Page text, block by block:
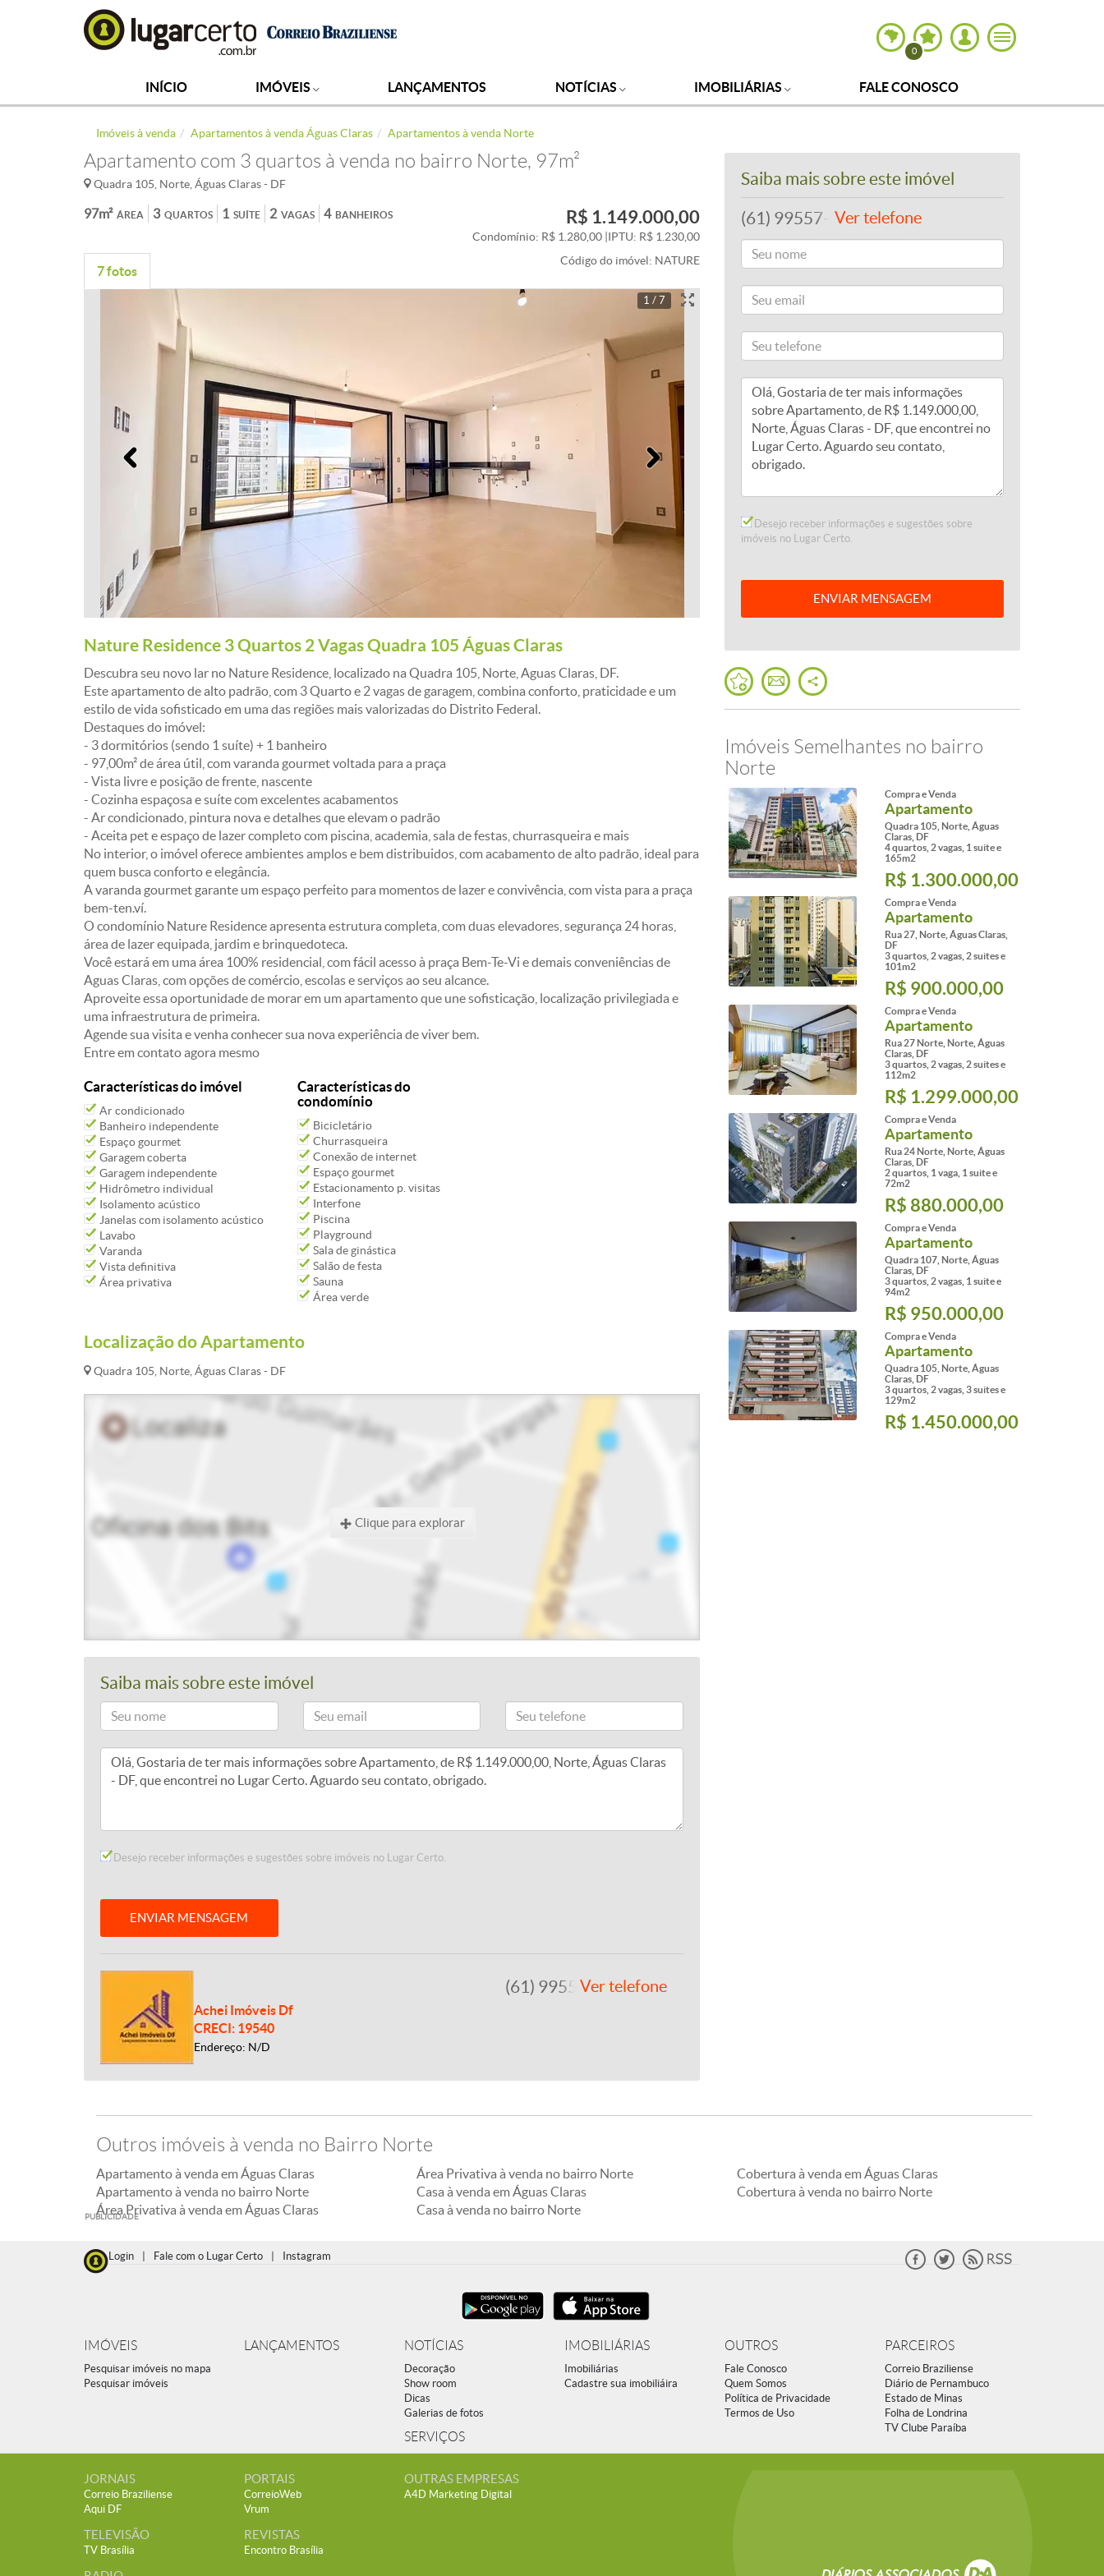
0
INÍCIO IMÓVEIS LANÇAMENTOS NOTÍCIAS IMOBILIÁRIAS FALE CONOSCO
Imóveis à venda Apartamentos à venda Águas Claras Apartamentos à venda Norte
Apartamento com 3 quartos à venda no bairro Norte, 97m²
Quadra 105, Norte, Águas Claras - DF
ÁREA
97m² QUARTOS
3 SUÍTE
1 VAGAS
2 BANHEIROS
4 R$ 1.149.000,00
Condomínio: R$ 1.280,00 IPTU: R$ 1.230,00
7 fotos
Código do imóvel: NATURE
1 / 7
Anterior Próximo
Nature Residence 3 Quartos 2 Vagas Quadra 105 Águas Claras
Descubra seu novo lar no Nature Residence, localizado na Quadra 105, Norte, Aguas Claras, DF.
Este apartamento de alto padrão, com 3 Quarto e 2 vagas de garagem, combina conforto, praticidade e um
estilo de vida sofisticado em uma das regiões mais valorizadas do Distrito Federal.
Destaques do imóvel:
- 3 dormitórios (sendo 1 suíte) + 1 banheiro
- 97,00m² de área útil, com varanda gourmet voltada para a praça
- Vista livre e posição de frente, nascente
- Cozinha espaçosa e suíte com excelentes acabamentos
- Ar condicionado, pintura nova e detalhes que elevam o padrão
- Aceita pet e espaço de lazer completo com piscina, academia, sala de festas, churrasqueira e mais
No interior, o imóvel oferece ambientes amplos e bem distribuidos, com acabamento de alto padrão, ideal para
quem busca conforto e elegância.
A varanda gourmet garante um espaço perfeito para momentos de lazer e convivência, com vista para a praça
bem-ten.ví.
O condomínio Nature Residence apresenta estrutura completa, com duas elevadores, segurança 24 horas,
área de lazer equipada, jardim e brinquedoteca.
Você estará em uma área 100% residencial, com fácil acesso à praça Bem-Te-Vi e demais conveniências de
Aguas Claras, com opções de comércio, escolas e serviços ao seu alcance.
Aproveite essa oportunidade de morar em um apartamento que une sofisticação, localização privilegiada e
uma infraestrutura de primeira.
Agende sua visita e venha conhecer sua nova experiência de viver bem.
Entre em contato agora mesmo
Características do imóvel
Ar condicionado
Banheiro independente
Espaço gourmet
Garagem coberta
Garagem independente
Hidrômetro individual
Isolamento acústico
Janelas com isolamento acústico
Lavabo
Varanda
Vista definitiva
Área privativa
Características do
condomínio
Bicicletário
Churrasqueira
Conexão de internet
Espaço gourmet
Estacionamento p. visitas
Interfone
Piscina
Playground
Sala de ginástica
Salão de festa
Sauna
Área verde
Localização do Apartamento
Quadra 105, Norte, Águas Claras - DF
Clique para explorar
Saiba mais sobre este imóvel
Desejo receber informações e sugestões sobre imóveis no Lugar Certo.
ENVIAR MENSAGEM
Achei Imóveis Df
CRECI: 19540
Endereço: N/D
(61) 99557-8243
Ver telefone
Saiba mais sobre este imóvel
(61) 99557-8243Ver telefone
Desejo receber informações e sugestões sobre
imóveis no Lugar Certo.
ENVIAR MENSAGEM
Imóveis Semelhantes no bairro
Norte
Compra e Venda
Apartamento
Quadra 105, Norte, Águas
Claras, DF
4 quartos, 2 vagas, 1 suite e
165m2
R$ 1.300.000,00
Compra e Venda
Apartamento
Rua 27, Norte, Águas Claras,
DF
3 quartos, 2 vagas, 2 suites e
101m2
R$ 900.000,00
Compra e Venda
Apartamento
Rua 27 Norte, Norte, Águas
Claras, DF
3 quartos, 2 vagas, 2 suites e
112m2
R$ 1.299.000,00
Compra e Venda
Apartamento
Rua 24 Norte, Norte, Águas
Claras, DF
2 quartos, 1 vaga, 1 suite e
72m2
R$ 880.000,00
Compra e Venda
Apartamento
Quadra 107, Norte, Águas
Claras, DF
3 quartos, 2 vagas, 1 suite e
94m2
R$ 950.000,00
Compra e Venda
Apartamento
Quadra 105, Norte, Águas
Claras, DF
3 quartos, 2 vagas, 3 suites e
129m2
R$ 1.450.000,00
Outros imóveis à venda no Bairro Norte
Apartamento à venda em Águas Claras
Apartamento à venda no bairro Norte
Área Privativa à venda em Águas Claras
Área Privativa à venda no bairro Norte
Casa à venda em Águas Claras
Casa à venda no bairro Norte
Cobertura à venda em Águas Claras
Cobertura à venda no bairro Norte
PUBLICIDADE
Login Fale com o Lugar Certo Instagram
IMÓVEIS
Pesquisar imóveis no mapa
Pesquisar imóveis
LANÇAMENTOS NOTÍCIAS
Decoração
Show room
Dicas
Galerias de fotos
SERVIÇOS
IMOBILIÁRIAS
Imobiliárias
Cadastre sua imobiliáira
OUTROS
Fale Conosco
Quem Somos
Política de Privacidade
Termos de Uso
PARCEIROS
Correio Braziliense
Diário de Pernambuco
Estado de Minas
Folha de Londrina
TV Clube Paraíba
JORNAIS
Correio Braziliense
Aqui DF
TELEVISÃO
TV Brasília
PORTAIS
CorreioWeb
Vrum
REVISTAS
Encontro Brasília
OUTRAS EMPRESAS
A4D Marketing Digital